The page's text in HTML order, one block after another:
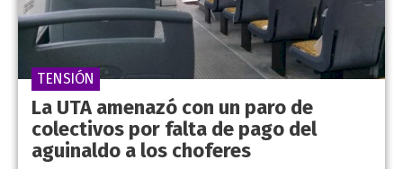
La UTA amenazó con un paro de
colectivos por falta de pago del
aguinaldo a los choferes
TENSIÓN